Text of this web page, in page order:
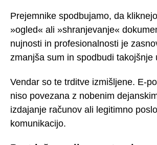
Prejemnike spodbujamo, da
»ogled« ali »shranjevanje«
nujnosti in profesionalnosti je
zmanjša sum in spodbudi takojšnje
Vendar so te trditve izmišljene. E-
niso povezana z nobenim
izdajanje računov ali legitimno
komunikacijo.